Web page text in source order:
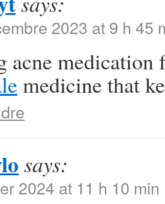
2023 at 9 h 45
acne
medicine that
says:
2024 at 11 h 10 min